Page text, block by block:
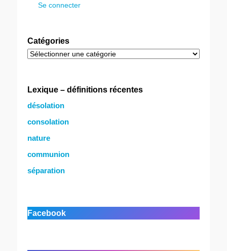
Se connecter
Catégories
Catégories
Lexique – définitions récentes
désolation
consolation
nature
communion
séparation
Facebook